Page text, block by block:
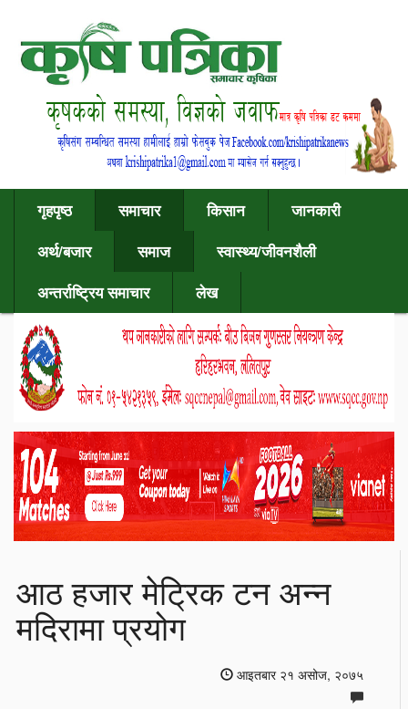
गृहपृष्ठ समाचार किसान
जानकारी
अर्थ/बजार
समाज
स्वास्थ्य/जीवनशैली
अन्तर्राष्ट्रिय समाचार
लेख
आठ हजार मेट्रिक टन अन्न
मदिरामा प्रयोग
आइतबार २१ असोज, २०७५